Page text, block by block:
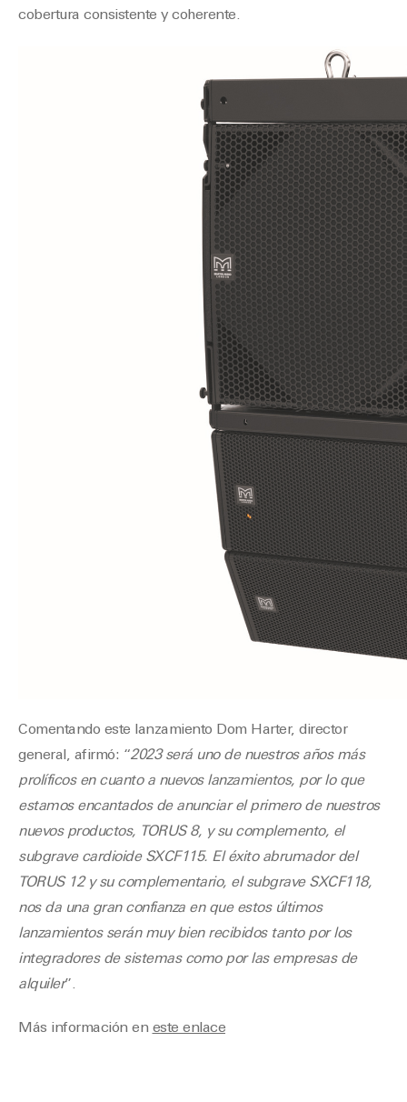
cobertura consistente y coherente.
Comentando este lanzamiento Dom Harter, director
general, afirmó: “2023 será uno de nuestros años más
prolíficos en cuanto a nuevos lanzamientos, por lo que
estamos encantados de anunciar el primero de nuestros
nuevos productos, TORUS 8, y su complemento, el
subgrave cardioide SXCF115. El éxito abrumador del
TORUS 12 y su complementario, el subgrave SXCF118,
nos da una gran confianza en que estos últimos
lanzamientos serán muy bien recibidos tanto por los
integradores de sistemas como por las empresas de
alquiler”.
Más información en este enlace